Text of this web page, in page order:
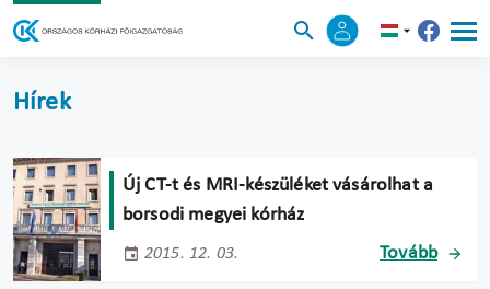
Hírek
Új CT-t és MRI-készüléket vásárolhat a
borsodi megyei kórház
2015. 12. 03. Tovább